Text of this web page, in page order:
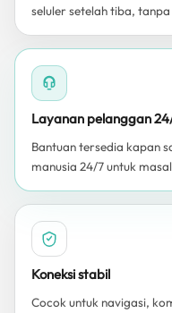
seluler setelah tiba,
Layanan pelanggan
Bantuan tersedia kapan
manusia 24/7 untuk
Koneksi stabil
Cocok untuk navigasi,